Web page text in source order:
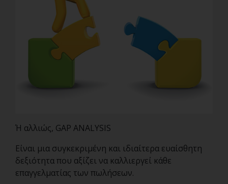
Ή αλλιώς, GAP ANALYSIS
Είναι μια συγκεκριμένη και ιδιαίτερα ευαίσθητη
δεξιότητα που αξίζει να καλλιεργεί κάθε
επαγγελματίας των πωλήσεων.